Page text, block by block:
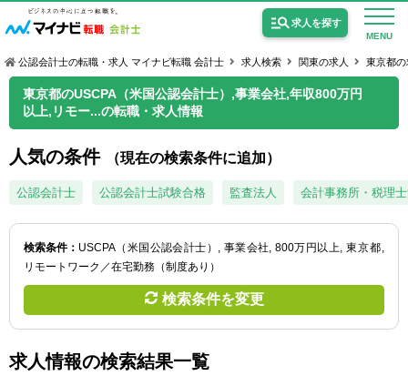
MENU
求人を探す
公認会計士試験合格向けの求人
公認会計士の転職・求人 マイナビ転職 会計士 求人検索 関東の求人 東京都の
東京都のUSCPA（米国公認会計士）,事業会社,年収800万円
以上,リモー...の転職・求人情報
人気の条件 （現在の検索条件に追加）
公認会計士 公認会計士試験合格 監査法人 会計事務所・税理
検索条件： USCPA（米国公認会計士） 事業会社 800万円以上 東京都
リモートワーク／在宅勤務（制度あり）
検索条件を変更
求人情報の検索結果一覧